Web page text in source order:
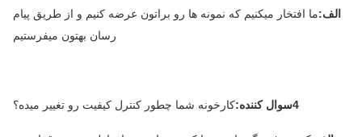
الف:ما افتخار ميکنيم که نمونه ها رو براتون عرضه کنيم و از طريق پيام
رسان بهتون ميفرستيم
4سوال کننده: کارخونه شما چطور کنترل کیفیت رو تغییر میده؟